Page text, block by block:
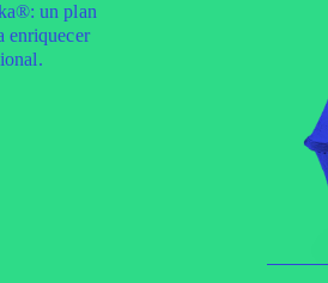
un plan
enriquecer